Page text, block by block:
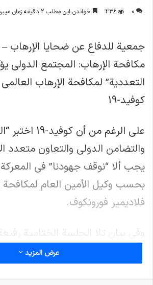
ایمیل
0
436 خواندن این مطلب 2 دقیقه زمان میبرد
جمعية للدفاع عن ضحايا الإرهاب
مكافحة الإرهاب: المجتمع الدولي
التعددية” لمكافحة الإرهاب
كوفيد-19
على الرغم من أن
والتضامن الدولي والتعاون متعدد
يجب ألا “نوقف جهودنا” في
بحسب وكيل الأمين العام لمكافحة
فلاديمير فورونكوف.
وفي بيان تلا الجلسة الختامية
الجمعة، قال وكيل الأمين العام
عرض المزيد